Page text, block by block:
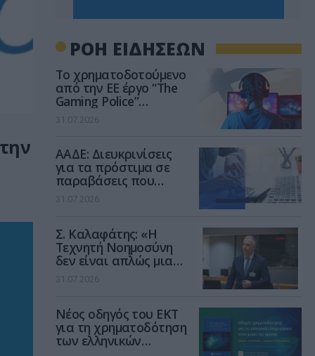
ΡΟΗ ΕΙΔΗΣΕΩΝ
Το χρηματοδοτούμενο
από την ΕΕ έργο “The
Gaming Police”
ενισχύει την ασφάλεια
των παιδιών στο
31.07.2026
ΑΑΔΕ: Διευκρινίσεις
για τα πρόστιμα σε
παραβάσεις που
αφορούν τους ΦΗΜ
31.07.2026
Σ. Καλαφάτης: «Η
Τεχνητή Νοημοσύνη
δεν είναι απλώς μια
νέα τεχνολογία, είναι
μια νέα βιομηχανική
31.07.2026
Νέος οδηγός του ΕΚΤ
για τη χρηματοδότηση
των ελληνικών